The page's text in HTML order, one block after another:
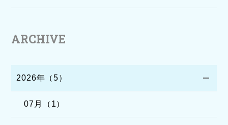
ARCHIVE
2026年（5）
07月（1）